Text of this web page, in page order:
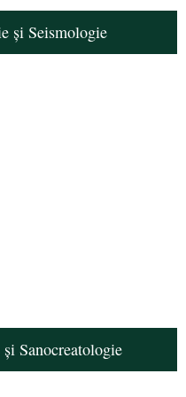
și Seismologie
Sanocreatologie